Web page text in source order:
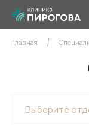
Главная
Выберите